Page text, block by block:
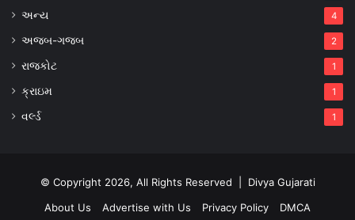
અન્ય 4
અજબ-ગજબ 2
રાજકોટ 1
ક્રાઇમ 1
વર્લ્ડ 1
© Copyright 2026, All Rights Reserved | Divya Gujarati
About Us
Advertise with Us Privacy Policy DMCA